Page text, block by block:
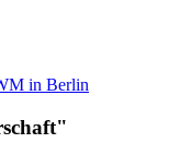
in Berlin